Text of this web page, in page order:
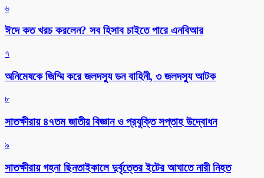
৬
ঈদে কত খরচ করলেন? সব হিসাব চাইতে পারে এনবিআর
৭
অনিমেষকে জিম্মি করে জলদস্যু ডন বাহিনী, ৩ জলদস্যু আটক
৮
সাতক্ষীরায় ৪৭তম জাতীয় বিজ্ঞান ও প্রযুক্তি সপ্তাহ উদ্বোধন
৯
সাতক্ষীরায় গহনা ছিনতাইকালে দুর্বৃত্তের ইটের আঘাতে নারী নিহত